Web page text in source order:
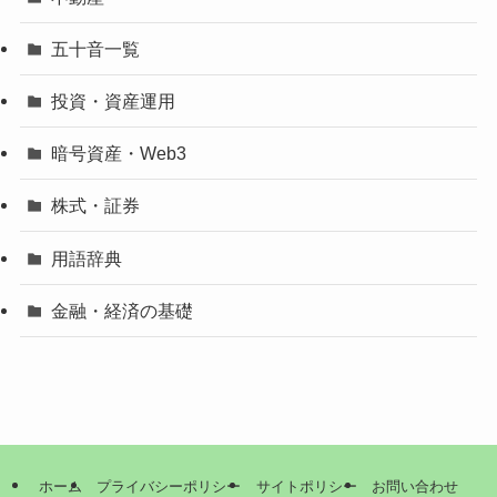
五十音一覧
投資・資産運用
暗号資産・Web3
株式・証券
用語辞典
金融・経済の基礎
ホーム プライバシーポリシー サイトポリシー お問い合わせ